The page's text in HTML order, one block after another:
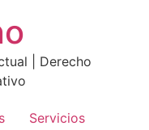
| Derecho
Servicios